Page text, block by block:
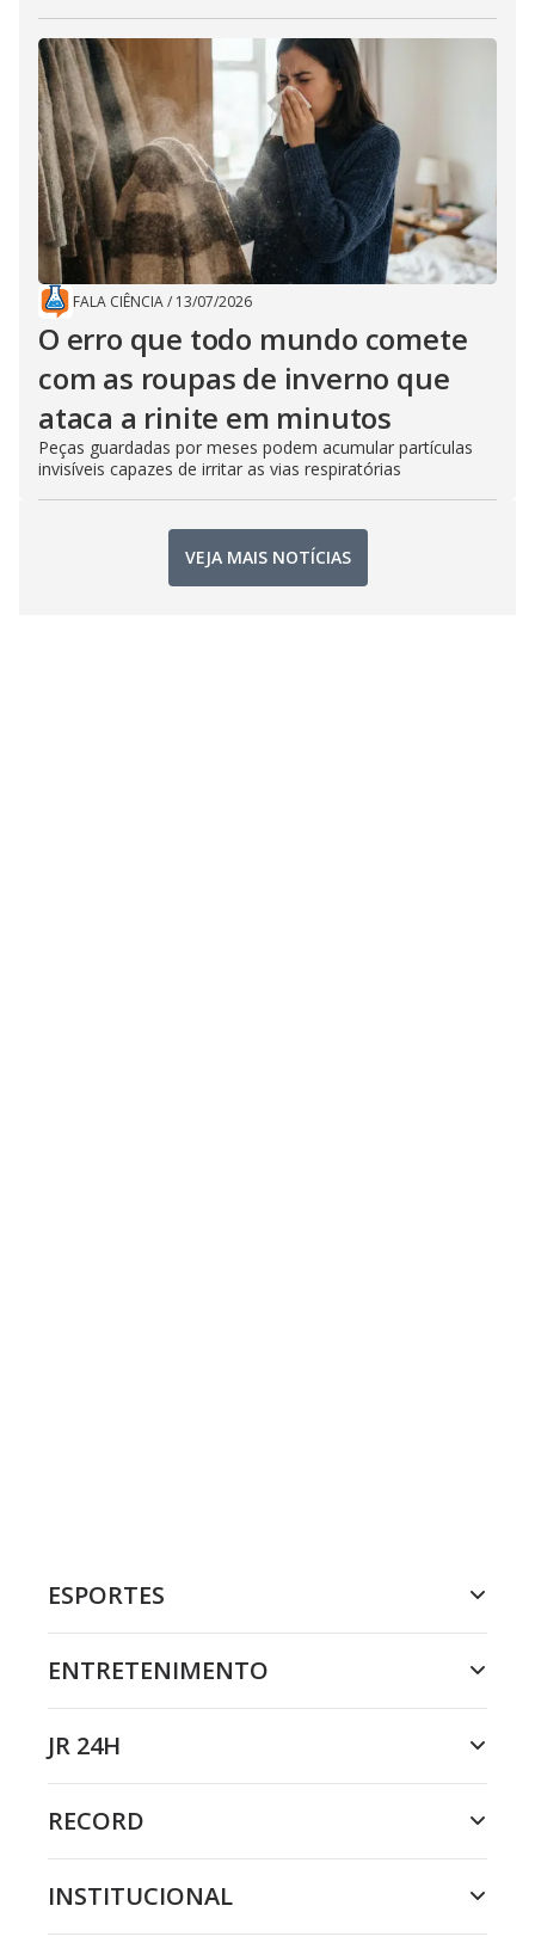
FALA CIÊNCIA/ 13/07/2026
O erro que todo mundo comete
com as roupas de inverno que
ataca a rinite em minutos
Peças guardadas por meses podem acumular partículas
invisíveis capazes de irritar as vias respiratórias
VEJA MAIS NOTÍCIAS
ESPORTES
ENTRETENIMENTO
JR 24H
RECORD
INSTITUCIONAL